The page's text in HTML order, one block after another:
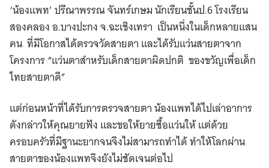
‘น้องแพท’ ปรีณาพรรณ จันทร์เกษม นักเรียนชั้นป.6 โรงเรียน
สองคลอง อ.บางปะกง จ.ฉะเชิงเทรา เป็นหนึ่งในเด็กหลายแสน
คน ที่มีโอกาสได้ตรวจวัดสายตา และได้รับแว่นสายตาจาก
โครงการ “แว่นตาสำหรับเด็กสายตาผิดปกติ ของขวัญเพื่อเด็ก
ไทยสายตาดี”
แต่ก่อนหน้าที่ได้รับการตรวจสายตา น้องแพทได้ไปเล่าอาการ
ดังกล่าวให้คุณยายฟัง และขอให้ยายซื้อแว่นให้ แต่ด้วย
ครอบครัวที่มีฐานะยากจนจึงไม่สามารถทำได้ ทำให้โลกผ่าน
สายตาของน้องแพทจึงยังไม่ชัดเจนต่อไป